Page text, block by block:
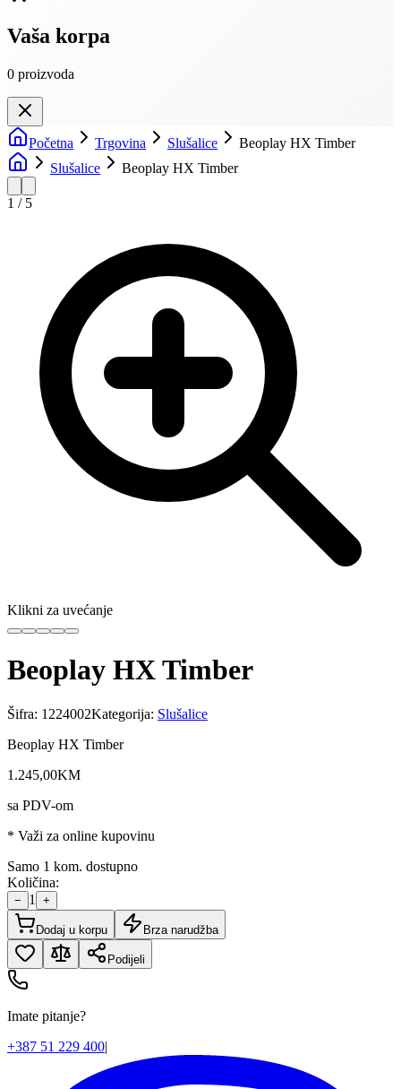
Vaša korpa
0 proizvoda
Početna Trgovina Slušalice
Beoplay HX Timber
Slušalice
Beoplay HX Timber
1 / 5
Klikni za uvećanje
Beoplay HX Timber
Šifra: 1224002Kategorija: Slušalice
Beoplay HX Timber
1.245,00KM
sa PDV-om
* Važi za online kupovinu
Samo 1 kom. dostupno
Količina:
− 1 +
Dodaj u korpu Brza narudžba
Podijeli
Imate pitanje?
+387 51 229 400|